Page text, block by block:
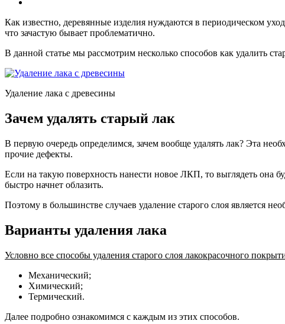
Как известно, деревянные изделия нуждаются в периодическом
что зачастую бывает проблематично.
В данной статье мы рассмотрим несколько способов как удалить
Удаление лака с древесины
Зачем удалять старый лак
В первую очередь определимся, зачем вообще удалять лак? Эта
прочие дефекты.
Если на такую поверхность нанести новое ЛКП, то выглядеть она
быстро начнет облазить.
Поэтому в большинстве случаев удаление старого слоя является
Варианты удаления лака
Условно все способы удаления старого слоя лакокрасочного
Механический;
Химический;
Термический.
Далее подробно ознакомимся с каждым из этих способов.